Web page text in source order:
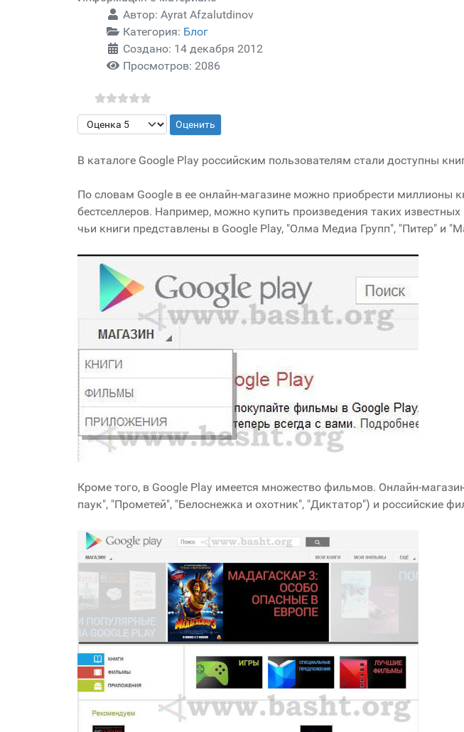
Автор: Ayrat Afzalutdinov
Категория: Блог
Создано: 14 декабря 2012
Просмотров: 2086
Пожалуйста, оцените
В каталоге Google Play российским пользователям стали доступны
По словам Google в ее онлайн-магазине можно приобрести миллионы
бестселлеров. Например, можно купить произведения таких
чьи книги представлены в Google Play, "Олма Медиа Групп", "Питер" и
Кроме того, в Google Play имеется множество фильмов. Онлайн-
паук", "Прометей", "Белоснежка и охотник", "Диктатор") и российские